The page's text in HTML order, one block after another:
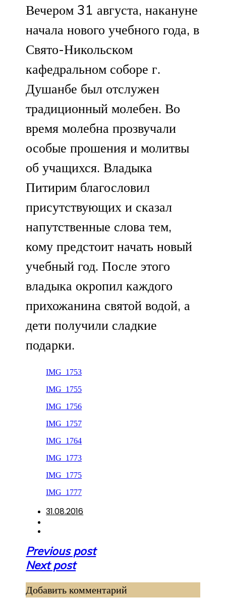
Вечером 31 августа, накануне
начала нового учебного года, в
Свято-Никольском
кафедральном соборе г.
Душанбе был отслужен
традиционный молебен. Во
время молебна прозвучали
особые прошения и молитвы
об учащихся. Владыка
Питирим благословил
присутствующих и сказал
напутственные слова тем,
кому предстоит начать новый
учебный год. После этого
владыка окропил каждого
прихожанина святой водой, а
дети получили сладкие
подарки.
IMG_1753
IMG_1755
IMG_1756
IMG_1757
IMG_1764
IMG_1773
IMG_1775
IMG_1777
31.08.2016
Навигация
по
Previous post
Next post
Добавить комментарий